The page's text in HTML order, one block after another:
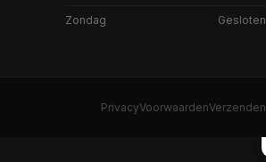
Zondag Gesloten
PrivacyVoorwaardenVerzenden